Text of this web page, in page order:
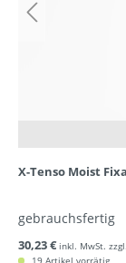
X-Tenso Moist
gebrauchsfertig
30,23 € inkl. MwSt.
19 Artikel vorrätig